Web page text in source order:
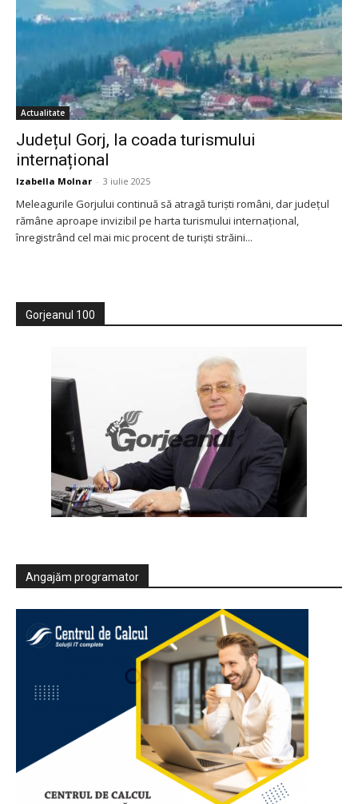
Actualitate
Județul Gorj, la coada turismului
internațional
Izabella Molnar - 3 iulie 2025
Meleagurile Gorjului continuă să atragă turiști români, dar județul
rămâne aproape invizibil pe harta turismului internațional,
înregistrând cel mai mic procent de turiști străini...
Gorjeanul 100
Angajăm programator